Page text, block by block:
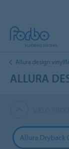
Allura design
ALLURA
Allura Dryback